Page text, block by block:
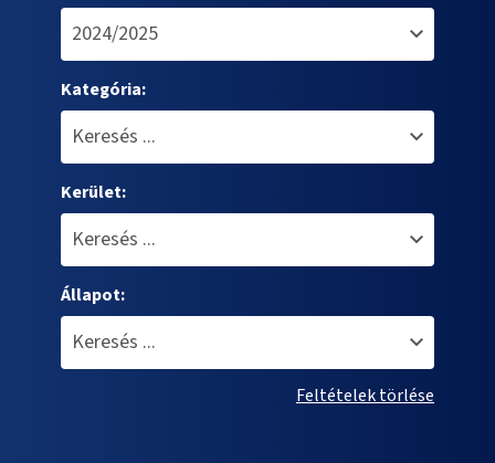
Kategória:
Kerület:
Állapot:
Feltételek törlése